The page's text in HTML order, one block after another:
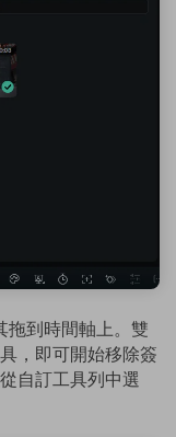
拖到時間軸上。雙
，即可開始移除簽
自訂工具列中選